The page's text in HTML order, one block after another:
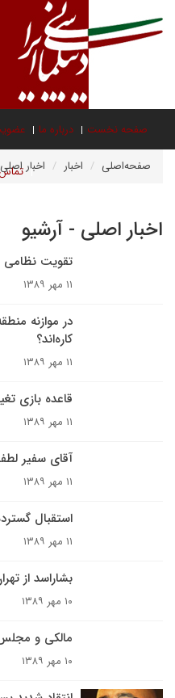
صفحه نخست درباره ما
تماس صفحه‌اصلی اخبار اخبار اصلی
اخبار اصلی - آرشیو
تقویت نظامی
۱۱ مهر ۱۳۸۹
در موازنه
کاره‌اند؟
۱۱ مهر ۱۳۸۹
قاعده بازی
۱۱ مهر ۱۳۸۹
آقای سفیر
۱۱ مهر ۱۳۸۹
استقبال
۱۱ مهر ۱۳۸۹
بشاراسد از
۱۰ مهر ۱۳۸۹
مالکى و
۱۰ مهر ۱۳۸۹